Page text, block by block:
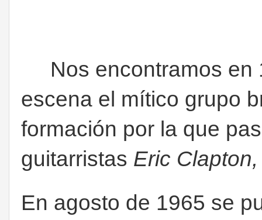
Nos encontramos en
escena el mítico grupo
formación por la que
guitarristas Eric
En agosto de 1965 se